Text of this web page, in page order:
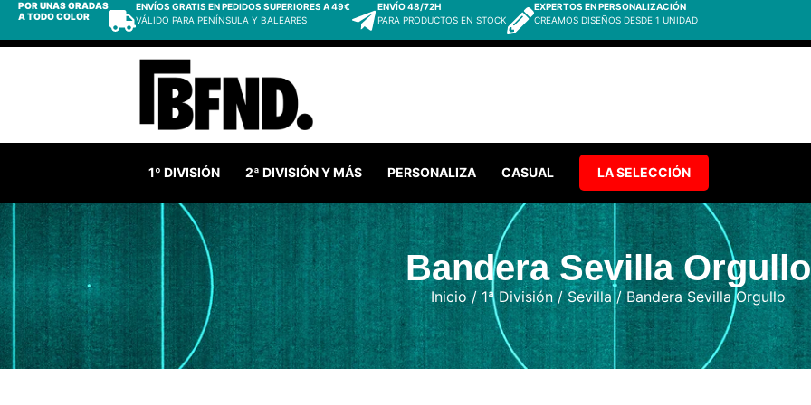
POR UNAS GRADAS
A TODO COLOR
ENVÍOS GRATIS EN PEDIDOS SUPERIORES A 49€
VÁLIDO PARA PENÍNSULA Y BALEARES
ENVÍO 48/72H
PARA PRODUCTOS EN STOCK
EXPERTOS EN PERSONALIZACIÓN
CREAMOS DISEÑOS DESDE 1 UNIDAD
1º DIVISIÓN 2ª DIVISIÓN Y MÁS PERSONALIZA CASUAL LA SELECCIÓN
Bandera Sevilla Orgullo
Inicio/1ª División/Sevilla/ Bandera Sevilla Orgullo